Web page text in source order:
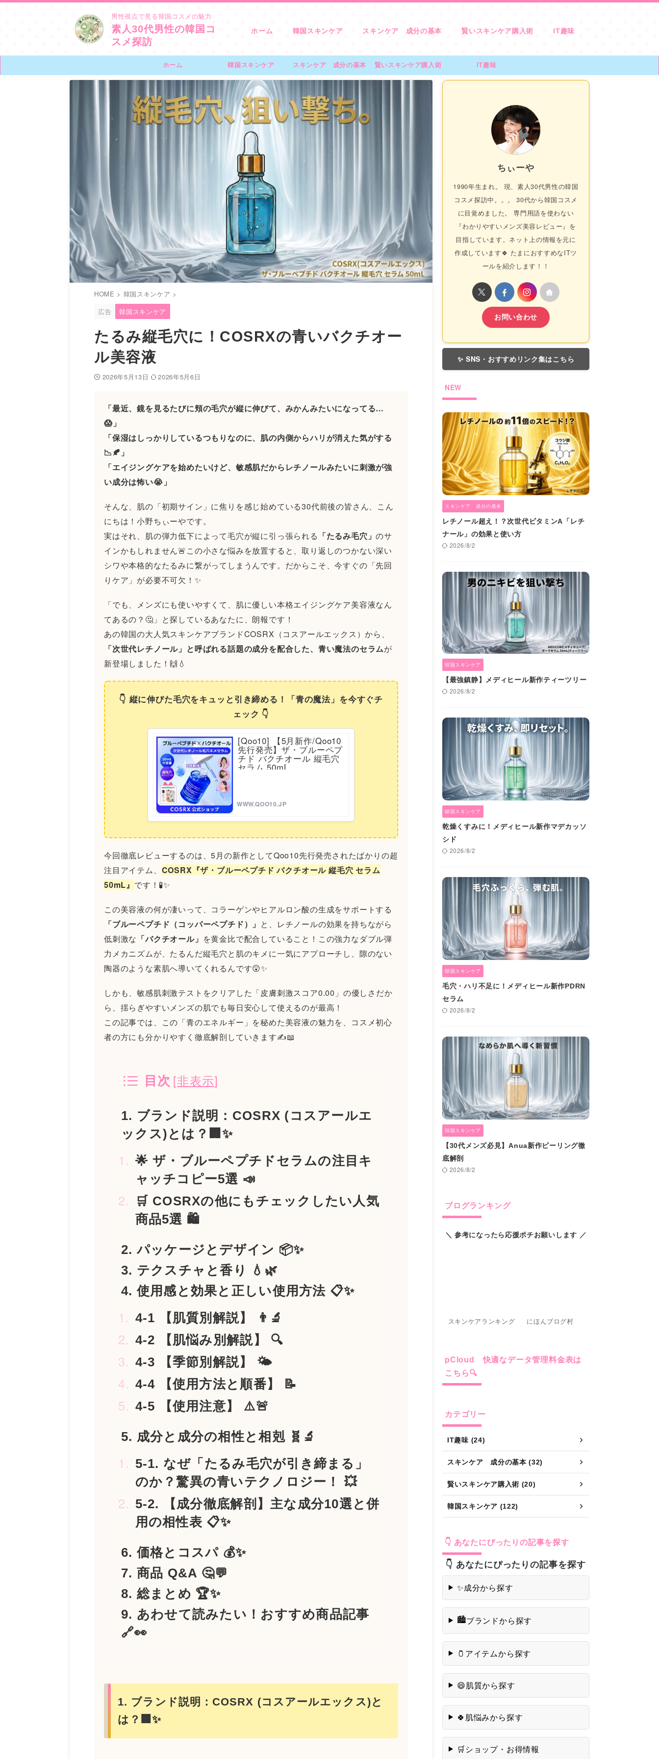
男性視点で見る韓国コスメの魅力
素人30代男性の韓国コ
スメ探訪
ホーム 韓国スキンケア スキンケア 成分の基本 賢いスキンケア購入術 IT趣味
ホーム 韓国スキンケア スキンケア 成分の基本 賢いスキンケア購入術 IT趣味
HOME > 韓国スキンケア >
広告
韓国スキンケア
たるみ縦毛穴に！COSRXの青いバクチオー
ル美容液
2026年5月13日 2026年5月6日
「最近、鏡を見るたびに頬の毛穴が縦に伸びて、みかんみたいになってる…
😱」
「保湿はしっかりしているつもりなのに、肌の内側からハリが消えた気がする
📉🍂」
「エイジングケアを始めたいけど、敏感肌だからレチノールみたいに刺激が強
い成分は怖い😭」
そんな、肌の「初期サイン」に焦りを感じ始めている30代前後の皆さん、こん
にちは！小野ちぃーやです。
実はそれ、肌の弾力低下によって毛穴が縦に引っ張られる 「たるみ毛穴」のサ
インかもしれません🚨 この小さな悩みを放置すると、取り返しのつかない深い
シワや本格的なたるみに繋がってしまうんです。だからこそ、今すぐの「先回
りケア」が必要不可欠！✨
「でも、メンズにも使いやすくて、肌に優しい本格エイジングケア美容液なん
てあるの？🤔」と探しているあなたに、朗報です！
あの韓国の大人気スキンケアブランドCOSRX（コスアールエックス）から、
「次世代レチノール」と呼ばれる話題の成分を配合した、青い魔法のセラムが
新登場しました！🙌💧
👇 縦に伸びた毛穴をキュッと引き締める！「青の魔法」を今すぐチ
ェック 👇
[Qoo10] 【5月新作/Qoo10
先行発売】ザ・ブルーペプ
チド バクチオール 縦毛穴
セラム 50mL
WWW.QOO10.JP
今回徹底レビューするのは、5月の新作としてQoo10先行発売されたばかりの超
注目アイテム、 COSRX『ザ・ブルーペプチド バクチオール 縦毛穴 セラム
50mL』 です！🧪✨
この美容液の何が凄いって、コラーゲンやヒアルロン酸の生成をサポートする
「ブルーペプチド（コッパーペプチド）」 と、レチノールの効果を持ちながら
低刺激な 「バクチオール」 を黄金比で配合していること！ この強力なダブル弾
力メカニズムが、たるんだ縦毛穴と肌のキメに一気にアプローチし、隙のない
陶器のような素肌へ導いてくれるんです😲✨
しかも、敏感肌刺激テストをクリアした「皮膚刺激スコア0.00」の優しさだか
ら、揺らぎやすいメンズの肌でも毎日安心して使えるのが最高！
この記事では、この「青のエネルギー」を秘めた美容液の魅力を、コスメ初心
者の方にも分かりやすく徹底解剖していきます✍️📖
目次 [非表示]
1. ブランド説明：COSRX (コスアールエ
ックス)とは？🏢✨
🌟 ザ・ブルーペプチドセラムの注目キ
ャッチコピー5選 📣
🛒 COSRXの他にもチェックしたい人気
商品5選 🛍️
2. パッケージとデザイン 📦✨
3. テクスチャと香り 💧🌿
4. 使用感と効果と正しい使用方法 📋✨
4-1 【肌質別解説】 👨‍🔬
4-2 【肌悩み別解説】 🔍
4-3 【季節別解説】 🌤️
4-4 【使用方法と順番】 📝
4-5 【使用注意】 ⚠️🚨
5. 成分と成分の相性と相剋 🧬🔬
5-1. なぜ「たるみ毛穴が引き締まる」
のか？驚異の青いテクノロジー！ 💥
5-2. 【成分徹底解剖】主な成分10選と併
用の相性表 📋✨
6. 価格とコスパ 💰✨
7. 商品 Q&A 🤔💬
8. 総まとめ 🏆✨
9. あわせて読みたい！おすすめ商品記事
🔗👀
1. ブランド説明：COSRX (コスアールエックス)と
は？🏢✨
ちぃーや
1990年生まれ。 現、素人30代男性の韓国
コスメ探訪中。。。 30代から韓国コスメ
に目覚めました。 専門用語を使わない
『わかりやすいメンズ美容レビュー』を
目指しています。ネット上の情報を元に
作成しています🍀 たまにおすすめなITツ
ールを紹介します！！
お問い合わせ
✨ SNS・おすすめリンク集はこちら
NEW
スキンケア 成分の基本
レチノール超え！？次世代ビタミンA「レチ
ナール」の効果と使い方
2026/8/2
韓国スキンケア
【最強鎮静】メディヒール新作ティーツリー
2026/8/2
韓国スキンケア
乾燥くすみに！メディヒール新作マデカッソ
シド
2026/8/2
韓国スキンケア
毛穴・ハリ不足に！メディヒール新作PDRN
セラム
2026/8/2
韓国スキンケア
【30代メンズ必見】Anua新作ピーリング徹
底解剖
2026/8/2
ブログランキング
＼ 参考になったら応援ポチお願いします ／
スキンケア 成分の基本 (32)
賢いスキンケア購入術 (20)
韓国スキンケア (122)
👇 あなたにぴったりの記事を探す
✨成分から探す
🏙️ブランドから探す
🫙アイテムから探す
😄肌質から探す
🍀肌悩みから探す
🛒ショップ・お得情報